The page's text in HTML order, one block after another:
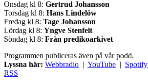
Onsdag kl 8: Gertrud Johansson
Torsdag kl 8: Hans Lindelöw
Fredag kl 8: Tage Johansson
Lördag kl 8: Yngve Stenfelt
Söndag kl 8: Från predikoarkivet
Programmen publiceras även på vår podd.
Lyssna här: Webbradio | YouTube | Spotify
RSS